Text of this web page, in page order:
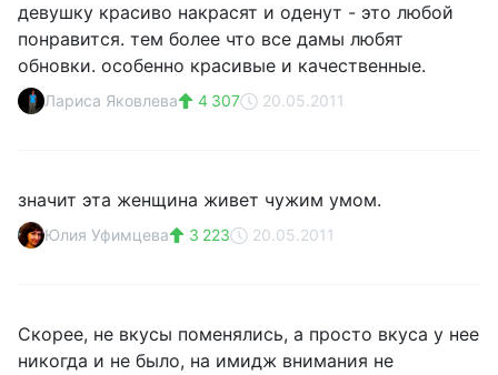
девушку красиво накрасят и оденут - это любой
понравится. тем более что все дамы любят
обновки. особенно красивые и качественные.
Лариса Яковлева 4 307 20.05.2011
значит эта женщина живет чужим умом.
Юлия Уфимцева 3 223 20.05.2011
Скорее, не вкусы поменялись, а просто вкуса у нее
никогда и не было, на имидж внимания не